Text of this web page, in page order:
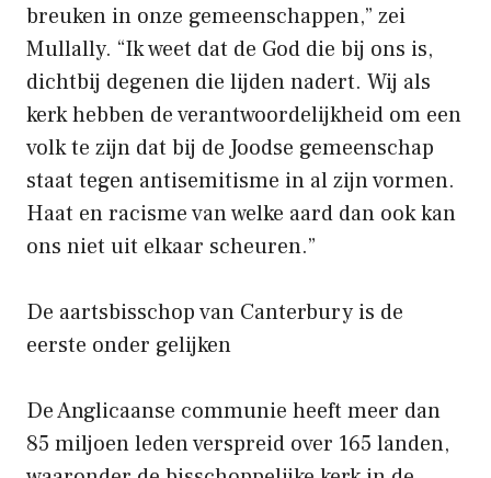
breuken in onze gemeenschappen,” zei
Mullally. “Ik weet dat de God die bij ons is,
dichtbij degenen die lijden nadert. Wij als
kerk hebben de verantwoordelijkheid om een
​​volk te zijn dat bij de Joodse gemeenschap
staat tegen antisemitisme in al zijn vormen.
Haat en racisme van welke aard dan ook kan
ons niet uit elkaar scheuren.”
De aartsbisschop van Canterbury is de
eerste onder gelijken
De Anglicaanse communie heeft meer dan
85 miljoen leden verspreid over 165 landen,